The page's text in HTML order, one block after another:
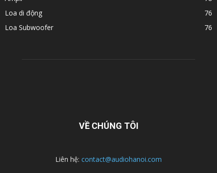
Loa di động
76
Loa Subwoofer
76
VỀ CHÚNG TÔI
Liên hệ: contact@audiohanoi.com